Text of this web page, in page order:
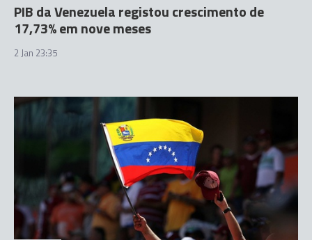
PIB da Venezuela registou crescimento de
17,73% em nove meses
2 Jan 23:35